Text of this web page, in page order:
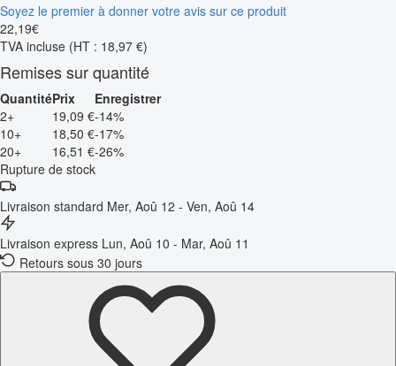
Soyez le premier à donner votre avis sur ce produit
22,19€
TVA incluse (HT : 18,97 €)
Remises sur quantité
QuantitéPrix
Enregistrer
2+
19,09 €-14%
10+
18,50 €-17%
20+
16,51 €-26%
Rupture de stock
Livraison standard Mer, Aoû 12 - Ven, Aoû 14
Livraison express Lun, Aoû 10 - Mar, Aoû 11
Retours sous 30 jours